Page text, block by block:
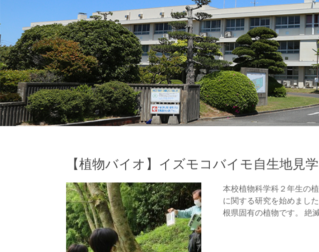
【植物バイオ】イズモコバイモ自生地見
本校植物科学科２年生の
に関する研究を始めまし
根県固有の植物です。 絶